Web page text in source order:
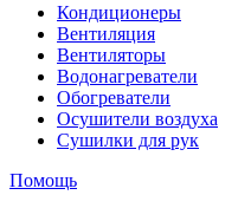
Кондиционеры
Вентиляция
Вентиляторы
Водонагреватели
Обогреватели
Осушители воздуха
Сушилки для рук
Помощь